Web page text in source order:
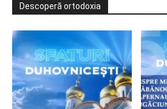
Descoperă ortodoxia